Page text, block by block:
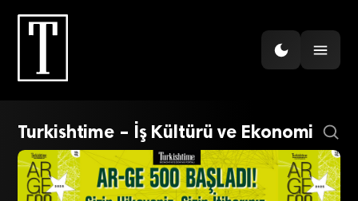
Turkishtime – İş Kültürü ve Ekonomi